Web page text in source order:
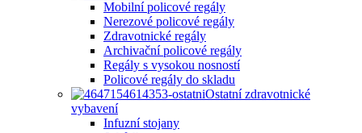
Mobilní policové regály
Nerezové policové regály
Zdravotnické regály
Archivační policové regály
Regály s vysokou nosností
Policové regály do skladu
Ostatní zdravotnické
vybavení
Infuzní stojany